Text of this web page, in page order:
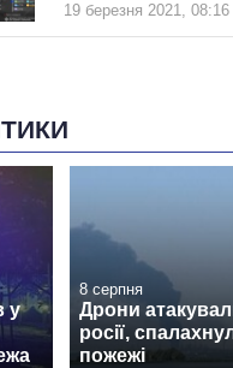
19 березня 2021, 08:16
у
8 серпня
Дрони
росії,
пожежі